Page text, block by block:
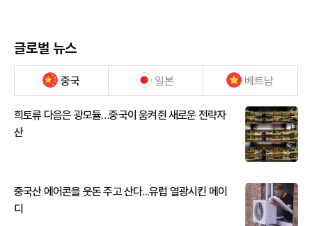
글로벌 뉴스
중국 일본 베트남
희토류 다음은 광모듈…중국이 움켜쥔 새로운 전략자
산
중국산 에어콘을 웃돈 주고 산다...유럽 열광시킨 메이
디